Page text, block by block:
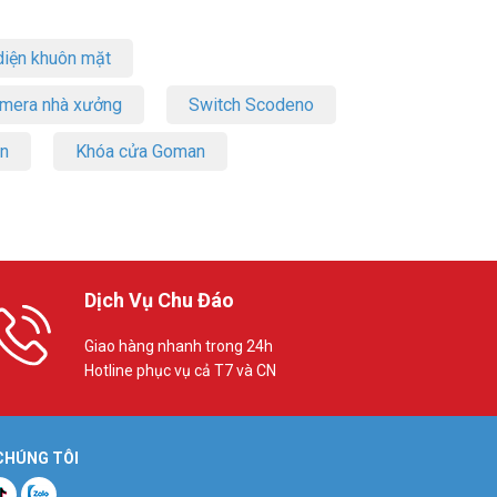
khuôn mặt
nhà xưởng Switch Scodeno
Khóa cửa Goman
Dịch Vụ Chu Đáo
Giao hàng nhanh trong 24h
Hotline phục vụ cả T7 và CN
TÔI